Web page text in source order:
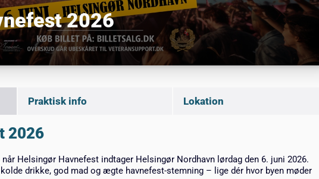
2026
Praktisk info Lokation
2026
Helsingør Havnefest indtager Helsingør Nordhavn lørdag den 6. juni 2026.
drikke, god mad og ægte havnefest-stemning – lige dér hvor byen møder